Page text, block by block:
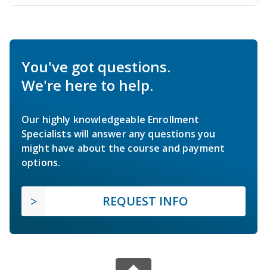
You've got questions.
We're here to help.
Our highly knowledgeable Enrollment
Specialists will answer any questions you
might have about the course and payment
options.
REQUEST INFO